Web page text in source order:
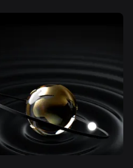
NAS100 i inne; Japonia
90% importowanej ropy
zamknięcie tej
ropy może doprowadzić
kryptowalutowych: BTC;
BTC jest skorelowana
a BTC ETF notuje duże
handlować wyżej
Tradfi (CFD) oraz na